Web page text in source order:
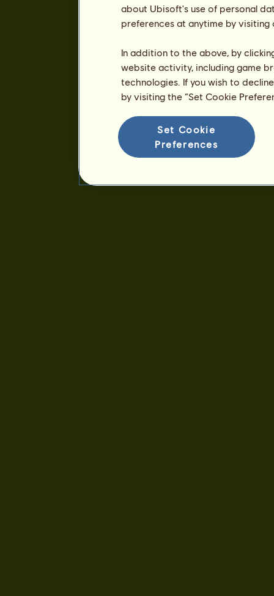
about Ubisoft's use of personal
preferences at anytime by
In addition to the above, by
website activity, including game
technologies. If you wish to
by visiting the “Set Cookie
Set Cookie
Preferences